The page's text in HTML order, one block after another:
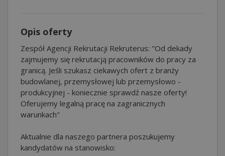
Opis oferty
Zespół Agencji Rekrutacji Rekruterus: "Od dekady
zajmujemy się rekrutacją pracowników do pracy za
granicą. Jeśli szukasz ciekawych ofert z branży
budowlanej, przemysłowej lub przemysłowo -
produkcyjnej - koniecznie sprawdź nasze oferty!
Oferujemy legalną pracę na zagranicznych
warunkach"
Aktualnie dla naszego partnera poszukujemy
kandydatów na stanowisko: